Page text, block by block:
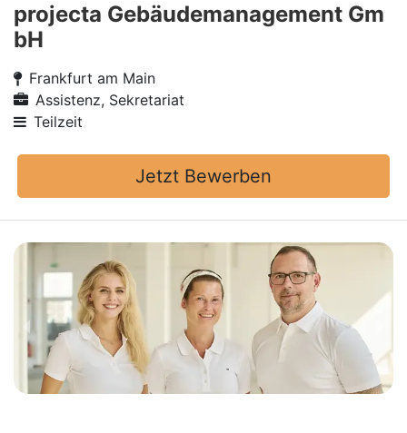
projecta Gebäudemanagement Gm
bH
Frankfurt am Main
Assistenz, Sekretariat
Teilzeit
Jetzt Bewerben